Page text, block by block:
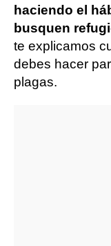
haciendo el
busquen
te explicamos
debes hacer
plagas.